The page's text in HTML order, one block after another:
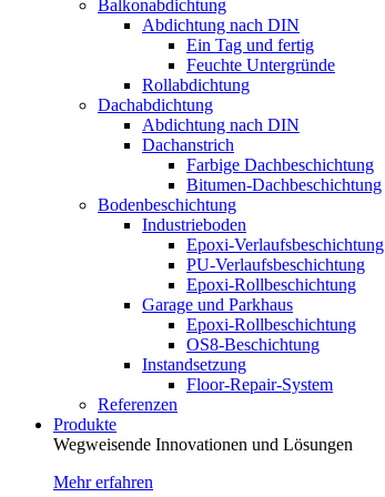
Balkonabdichtung
Abdichtung nach DIN
Ein Tag und fertig
Feuchte Untergründe
Rollabdichtung
Dachabdichtung
Abdichtung nach DIN
Dachanstrich
Farbige Dachbeschichtung
Bitumen-Dachbeschichtung
Bodenbeschichtung
Industrieboden
Epoxi-Verlaufsbeschichtung
PU-Verlaufsbeschichtung
Epoxi-Rollbeschichtung
Garage und Parkhaus
Epoxi-Rollbeschichtung
OS8-Beschichtung
Instandsetzung
Floor-Repair-System
Referenzen
Produkte
Wegweisende Innovationen und Lösungen
Mehr erfahren